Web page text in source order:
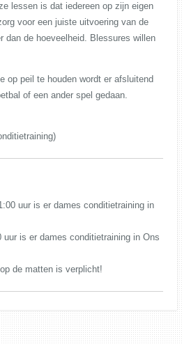
lessen is dat iedereen op zijn eigen
voor een juiste uitvoering van de
dan de hoeveelheid. Blessures willen
op peil te houden wordt er afsluitend
of een ander spel gedaan.
uur is er dames conditietraining in
is er dames conditietraining in Ons
de matten is verplicht!